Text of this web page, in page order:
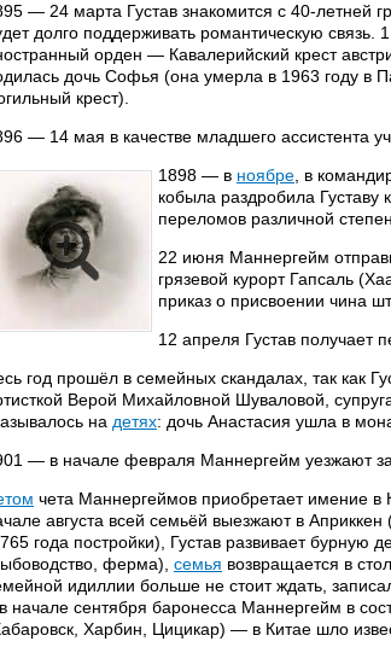
— 24 марта Густав знакомится с 40-летней
долго поддерживать романтическую
орден — Кавалерийский крест
дочь Софья (она умерла в 1963 году в
крест).
— 14 мая в качестве младшего ассистента
1898 — в ноябре , в
кобыла раздробила Густаву
переломов различной
22 июня Маннергейм
грязевой курорт Гапсаль
приказ о присвоении чина
12 апреля Густав получает
год прошёл в семейных скандалах, так как
Верой Михайловной Шуваловой,
на детях: дочь Анастасия ушла в
— в начале февраля Маннергейм уезжают
чета Маннергеймов приобретает имение
августа всей семьёй выезжают в
года постройки), Густав развивает бурную
ферма), семья возвращается в
идиллии больше не стоит ждать,
начале сентября баронесса Маннергейм в
Харбин, Цицикар) — в Китае шло